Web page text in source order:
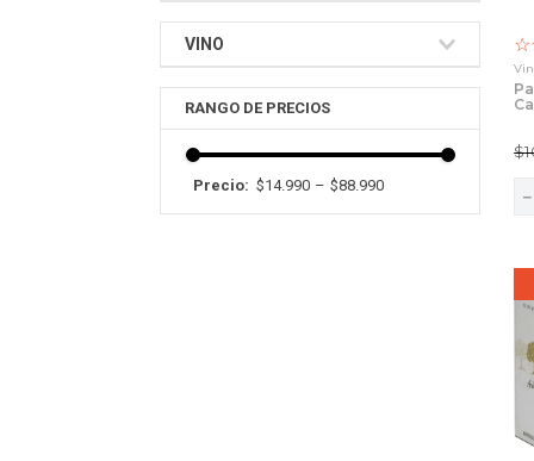
Arboleda
VINO
Tinto
$14.990 – $88.990
☆
$
－